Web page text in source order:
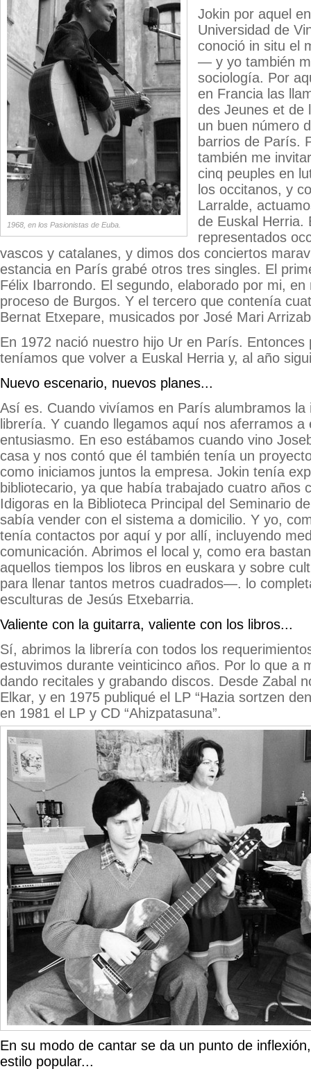
1968, en los Pasionistas de Euba.
Jokin por aquel
Universidad de
conoció in situ el
— y yo también
sociología. Por
en Francia las
des Jeunes et de
un buen número
barrios de París.
también me
cinq peuples en
los occitanos, y
Larralde,
de Euskal Herria.
representados
vascos y catalanes, y dimos dos conciertos
estancia en París grabé otros tres singles. El
Félix Ibarrondo. El segundo, elaborado por mi, en
proceso de Burgos. Y el tercero que contenía
Bernat Etxepare, musicados por José Mari
En 1972 nació nuestro hijo Ur en París. Entonces
teníamos que volver a Euskal Herria y, al año
Nuevo escenario, nuevos planes...
Así es. Cuando vivíamos en París alumbramos la
librería. Y cuando llegamos aquí nos aferramos a
entusiasmo. En eso estábamos cuando vino
casa y nos contó que él también tenía un
como iniciamos juntos la empresa. Jokin tenía
bibliotecario, ya que había trabajado cuatro años
Idigoras en la Biblioteca Principal del Seminario
sabía vender con el sistema a domicilio. Y yo,
tenía contactos por aquí y por allí, incluyendo
comunicación. Abrimos el local y, como era
aquellos tiempos los libros en euskara y sobre
para llenar tantos metros cuadrados—. lo
esculturas de Jesús Etxebarria.
Valiente con la guitarra, valiente con los libros...
Sí, abrimos la librería con todos los
estuvimos durante veinticinco años. Por lo que a
dando recitales y grabando discos. Desde Zabal
Elkar, y en 1975 publiqué el LP “Hazia sortzen
en 1981 el LP y CD “Ahizpatasuna”.
En su modo de cantar se da un punto de
estilo popular...